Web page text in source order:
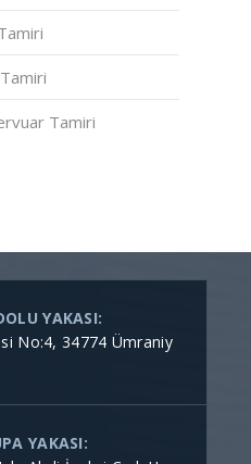
Tamiri
YAKASI:
No:4, 34774 Ümraniy
YAKASI: